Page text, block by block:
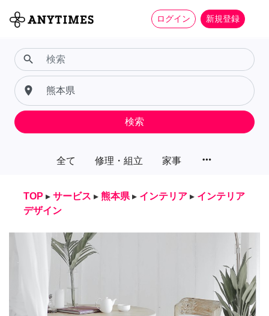
ログイン 新規登録
全て 修理・組立 家事 more_horiz
search
place
検索
TOP ▸ サービス ▸ 熊本県 ▸ インテリア ▸ インテリア
デザイン